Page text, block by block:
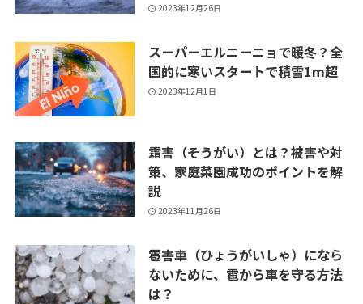
2023年12月26日
スーパーエルニーニョで暖冬？全
国的に寒いスタートで積雪1m超
2023年12月1日
霜害（そうがい）とは？被害や対
策、家庭菜園成功のポイントを解
説
2023年11月26日
雹害車（ひょうがいしゃ）になら
ないために、雹から車を守る方法
は？